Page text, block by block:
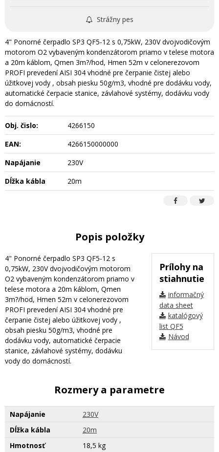
Strážny pes
4" Ponorné čerpadlo SP3 QF5-12 s 0,75kW, 230V dvojvodičovým
motorom O2 vybaveným kondenzátorom priamo v telese motora
a 20m káblom, Qmen 3m?/hod, Hmen 52m v celonerezovom
PROFI prevedení AISI 304 vhodné pre čerpanie čistej alebo
úžitkovej vody , obsah piesku 50g/m3, vhodné pre dodávku vody,
automatické čerpacie stanice, závlahové systémy, dodávku vody
do domácností.
Obj. čislo:
4266150
EAN:
4266150000000
Napájanie
230V
Dĺžka kábla
20m
Popis položky
Prílohy na
stiahnutie
informačný
data sheet
katalógový
list QF5
Návod
4" Ponorné čerpadlo SP3 QF5-12 s
0,75kW, 230V dvojvodičovým motorom
O2 vybaveným kondenzátorom priamo v
telese motora a 20m káblom, Qmen
3m?/hod, Hmen 52m v celonerezovom
PROFI prevedení AISI 304 vhodné pre
čerpanie čistej alebo úžitkovej vody ,
obsah piesku 50g/m3, vhodné pre
dodávku vody, automatické čerpacie
stanice, závlahové systémy, dodávku
vody do domácností.
Rozmery a parametre
Napájanie
230V
Dĺžka kábla
20m
Hmotnosť
18,5 kg